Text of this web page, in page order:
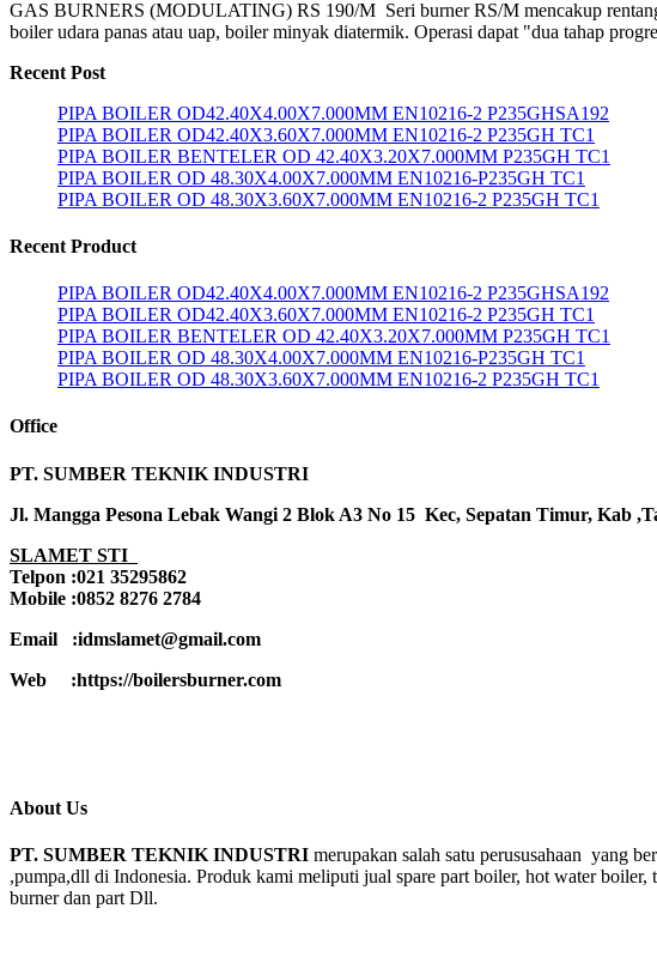
GAS BURNERS (MODULATING) RS 190/M Seri burner RS/M mencakup rentang
boiler udara panas atau uap, boiler minyak diatermik. Operasi dapat "dua tahap
Recent Post
PIPA BOILER OD42.40X4.00X7.000MM EN10216-2 P235GHSA192
PIPA BOILER OD42.40X3.60X7.000MM EN10216-2 P235GH TC1
PIPA BOILER BENTELER OD 42.40X3.20X7.000MM P235GH TC1
PIPA BOILER OD 48.30X4.00X7.000MM EN10216-P235GH TC1
PIPA BOILER OD 48.30X3.60X7.000MM EN10216-2 P235GH TC1
Recent Product
PIPA BOILER OD42.40X4.00X7.000MM EN10216-2 P235GHSA192
PIPA BOILER OD42.40X3.60X7.000MM EN10216-2 P235GH TC1
PIPA BOILER BENTELER OD 42.40X3.20X7.000MM P235GH TC1
PIPA BOILER OD 48.30X4.00X7.000MM EN10216-P235GH TC1
PIPA BOILER OD 48.30X3.60X7.000MM EN10216-2 P235GH TC1
Office
PT. SUMBER TEKNIK INDUSTRI
Jl. Mangga Pesona Lebak Wangi 2 Blok A3 No 15 Kec, Sepatan Timur, Kab
SLAMET STI
Telpon :021 35295862
Mobile :0852 8276 2784
Email :idmslamet@gmail.com
Web :https://boilersburner.com
About Us
PT. SUMBER TEKNIK INDUSTRI merupakan salah satu perususahaan yang
,pumpa,dll di Indonesia. Produk kami meliputi jual spare part boiler, hot water
burner dan part Dll.